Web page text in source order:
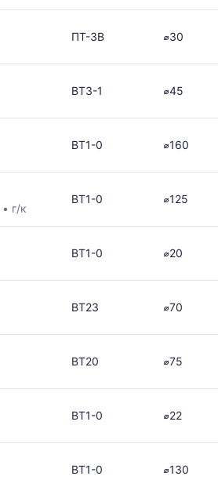
ПТ-3В ⌀30
ВТ3-1 ⌀45
ВТ1-0 ⌀160
• г/к
ВТ1-0 ⌀125
ВТ1-0 ⌀20
ВТ23 ⌀70
ВТ20 ⌀75
ВТ1-0 ⌀22
ВТ1-0 ⌀130